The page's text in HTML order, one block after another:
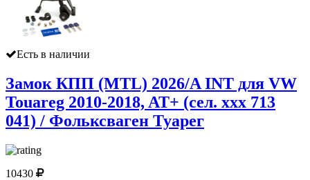
Есть в наличии
Замок КПП (MTL) 2026/A INT для VW
Touareg 2010-2018, AT+ (сел. xxx 713
041) / Фольксваген Туарег
10430